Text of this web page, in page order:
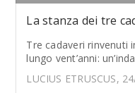
La stanza dei tre
Tre cadaveri rinvenuti
lungo vent’anni:
LUCIUS ETRUSCUS,